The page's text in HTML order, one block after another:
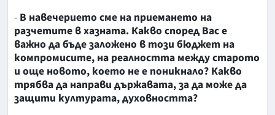
- В навечерието сме на приемането на
разчетите в хазната. Какво според Вас е
важно да бъде заложено в този бюджет на
компромисите, на реалността между старото
и още новото, което не е поникнало? Какво
трябва да направи държавата, за да може да
защити културата, духовността?